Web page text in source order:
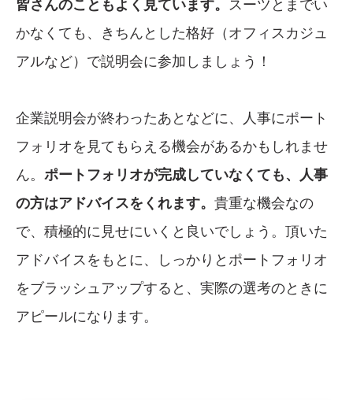
かなくても、きちんとした格好（オフィスカジュ
アルなど）で説明会に参加しましょう！
企業説明会が終わったあとなどに、人事にポート
フォリオを見てもらえる機会があるかもしれませ
ん。 ポートフォリオが完成していなくても、人事
の方はアドバイスをくれます。 貴重な機会なの
で、積極的に見せにいくと良いでしょう。頂いた
アドバイスをもとに、しっかりとポートフォリオ
をブラッシュアップすると、実際の選考のときに
アピールになります。